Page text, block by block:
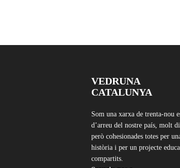
VEDRUNA
CATALUNYA
Som una xarxa de trenta-nou
d’arreu del nostre país, molt
però cohesionades totes per
història i per un projecte
compartits.